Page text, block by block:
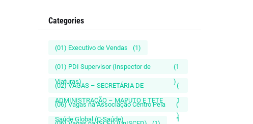
Categories
(01) Executivo de Vendas (1)
(01) PDI Supervisor (Inspector de
Viaturas)
(1
)
(02) VAGAS – SECRETÁRIA DE
ADMINISTRAÇÃO – MAPUTO E TETE
(
1
)
(06) Vagas na Associação Centro Pela
Saúde Global (C-Saúde)
(
1